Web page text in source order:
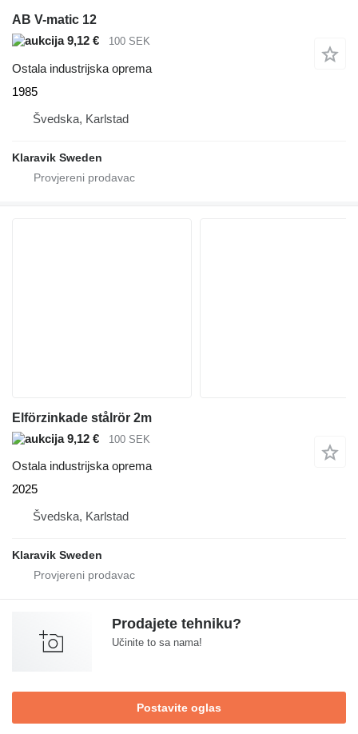
AB V-matic 12
9,12 €
100 SEK
Ostala industrijska oprema
1985
Švedska, Karlstad
Klaravik Sweden
Elförzinkade stålrör 2m
9,12 €
100 SEK
Ostala industrijska oprema
2025
Švedska, Karlstad
Klaravik Sweden
Prodajete tehniku?
Učinite to sa nama!
Postavite oglas